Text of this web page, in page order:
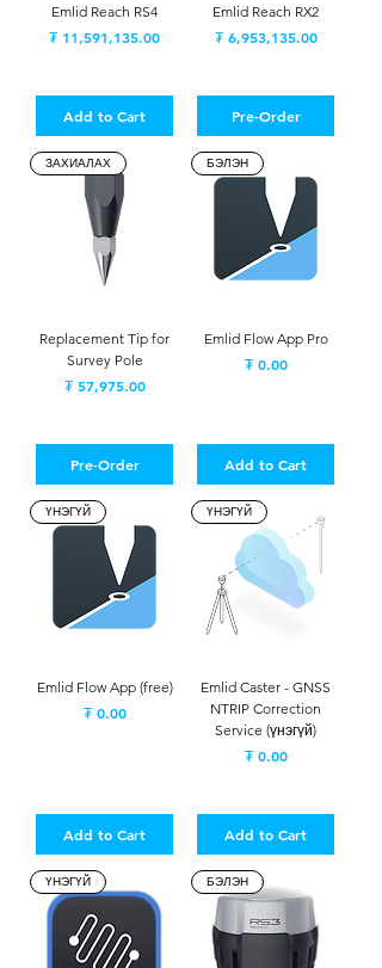
Emlid Reach RS4
Price
₮ 11,591,135.00
Add to Cart
Emlid Reach RX2
Price
₮ 6,953,135.00
Pre-Order
ЗАХИАЛАХ
Replacement Tip for
Survey Pole
Price
₮ 57,975.00
Pre-Order
БЭЛЭН
Emlid Flow App Pro
Price
₮ 0.00
Add to Cart
ҮНЭГҮЙ
Emlid Flow App (free)
Price
₮ 0.00
Add to Cart
ҮНЭГҮЙ
Emlid Caster - GNSS
NTRIP Correction
Service (үнэгүй)
Price
₮ 0.00
Add to Cart
ҮНЭГҮЙ БЭЛЭН